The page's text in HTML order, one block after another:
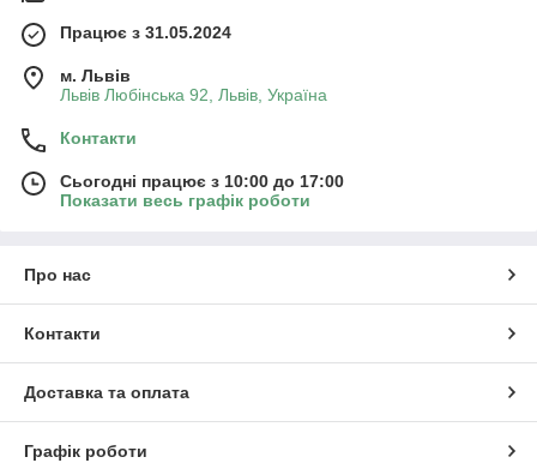
Працює з 31.05.2024
м. Львів
Львів Любінська 92, Львів, Україна
Контакти
Сьогодні працює з 10:00 до 17:00
Показати весь графік роботи
Про нас
Контакти
Доставка та оплата
Графік роботи